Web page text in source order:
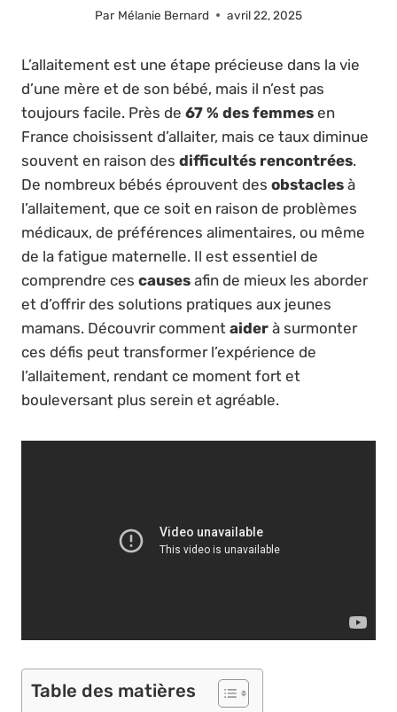
Par Mélanie Bernard avril 22, 2025
L’allaitement est une étape précieuse dans la vie
d’une mère et de son bébé, mais il n’est pas
toujours facile. Près de 67 % des femmes en
France choisissent d’allaiter, mais ce taux diminue
souvent en raison des difficultés rencontrées.
De nombreux bébés éprouvent des obstacles à
l’allaitement, que ce soit en raison de problèmes
médicaux, de préférences alimentaires, ou même
de la fatigue maternelle. Il est essentiel de
comprendre ces causes afin de mieux les aborder
et d’offrir des solutions pratiques aux jeunes
mamans. Découvrir comment aider à surmonter
ces défis peut transformer l’expérience de
l’allaitement, rendant ce moment fort et
bouleversant plus serein et agréable.
Table des matières